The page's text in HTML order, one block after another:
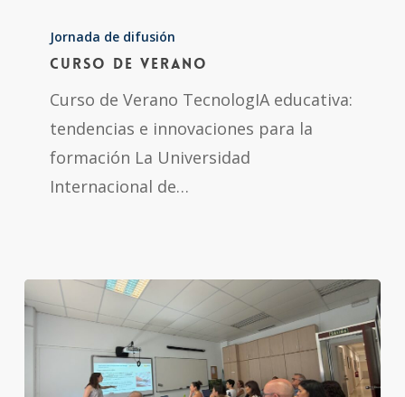
Verano
Jornada de difusión
Curso de Verano
Curso de Verano TecnologIA educativa:
tendencias e innovaciones para la
formación La Universidad
Internacional de…